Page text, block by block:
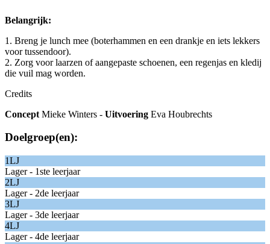
Belangrijk:
1. Breng je lunch mee (boterhammen en een drankje en iets lekkers
voor tussendoor).
2. Zorg voor laarzen of aangepaste schoenen, een regenjas en kledij
die vuil mag worden.
Credits
Concept Mieke Winters - Uitvoering Eva Houbrechts
Doelgroep(en):
1LJ
Lager - 1ste leerjaar
2LJ
Lager - 2de leerjaar
3LJ
Lager - 3de leerjaar
4LJ
Lager - 4de leerjaar